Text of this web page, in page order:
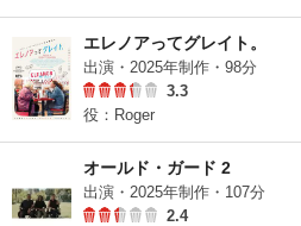
エレノアってグレイト。
出演・2025年制作・98分
3.3
役：Roger
オールド・ガード 2
出演・2025年制作・107分
2.4